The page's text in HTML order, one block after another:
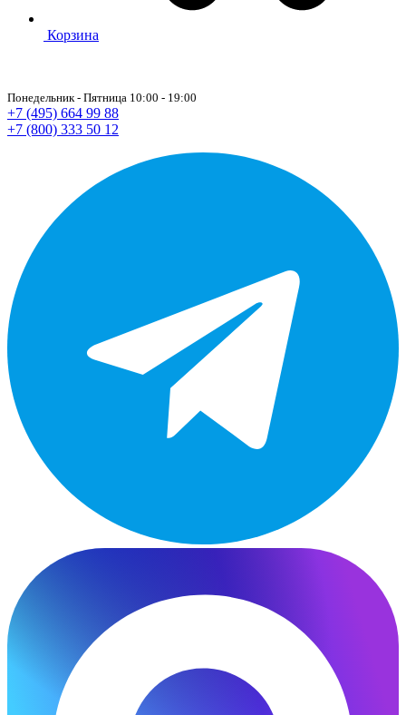
Корзина
Понедельник - Пятница 10:00 - 19:00
+7 (495) 664 99 88
+7 (800) 333 50 12